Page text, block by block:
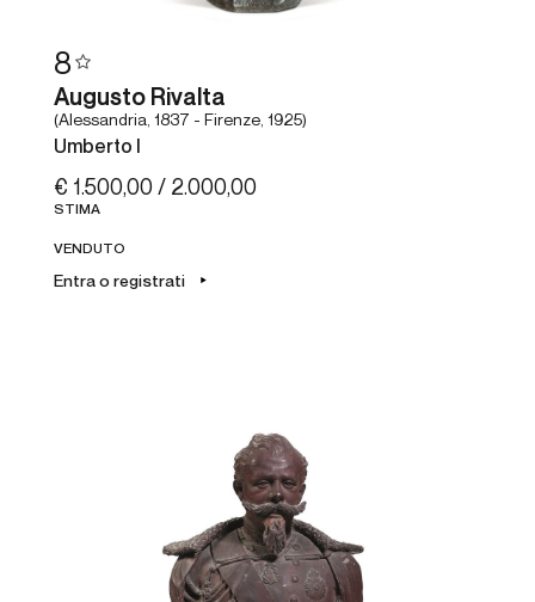
8
Augusto Rivalta
(Alessandria, 1837 - Firenze, 1925)
Umberto I
€ 1.500,00 / 2.000,00
STIMA
VENDUTO
Entra o registrati